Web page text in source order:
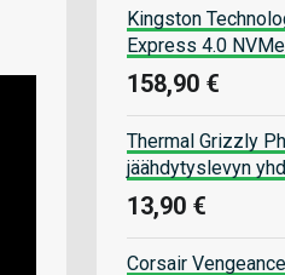
Kingston
Express 4.0
158,90 €
Thermal Grizzly
jäähdytyslevyn
13,90 €
Corsair